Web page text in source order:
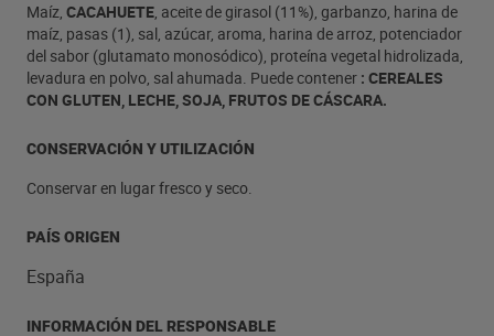
Maíz, CACAHUETE, aceite de girasol (11%), garbanzo, harina de
maíz, pasas (1), sal, azúcar, aroma, harina de arroz, potenciador
del sabor (glutamato monosódico), proteína vegetal hidrolizada,
levadura en polvo, sal ahumada. Puede contener : CEREALES
CON GLUTEN, LECHE, SOJA, FRUTOS DE CÁSCARA.
CONSERVACIÓN Y UTILIZACIÓN
Conservar en lugar fresco y seco.
PAÍS ORIGEN
España
INFORMACIÓN DEL RESPONSABLE